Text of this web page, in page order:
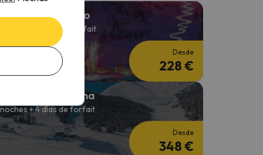
en Fin de Año
noches + 2 Días de forfait
Desde
228 €
Esquí Entre Semana
+ 4 días de forfait
Desde
348 €